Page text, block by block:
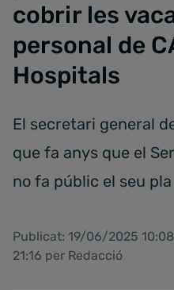
cobrir les
personal de
Hospitals
El secretari general
que fa anys que el
no fa públic el seu
Publicat: 19/06/2025
21:16 per Redacció